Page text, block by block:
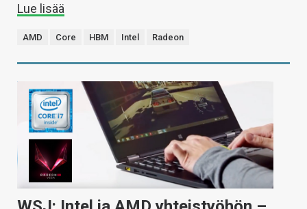
Lue lisää
AMD Core HBM Intel Radeon